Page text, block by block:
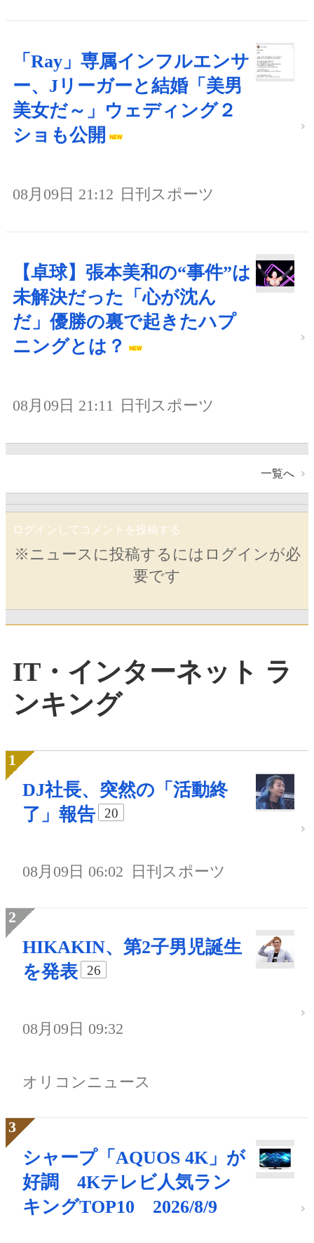
「Ray」専属インフルエンサ
ー、Jリーガーと結婚「美男
美女だ～」ウェディング２
ショも公開
08月09日 21:12 日刊スポーツ
【卓球】張本美和の“事件”は
未解決だった「心が沈ん
だ」優勝の裏で起きたハプ
ニングとは？
08月09日 21:11 日刊スポーツ
一覧へ
ログインしてコメントを投稿する
※ニュースに投稿するにはログインが必
要です
IT・インターネット ラ
ンキング
DJ社長、突然の「活動終
了」報告
20
08月09日 06:02 日刊スポーツ
HIKAKIN、第2子男児誕生
を発表
26
08月09日 09:32
オリコンニュース
シャープ「AQUOS 4K」が
好調 4Kテレビ人気ラン
キングTOP10 2026/8/9